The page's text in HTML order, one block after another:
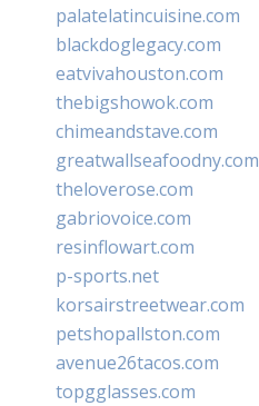
palatelatincuisine.com
blackdoglegacy.com
eatvivahouston.com
thebigshowok.com
chimeandstave.com
greatwallseafoodny.com
theloverose.com
gabriovoice.com
resinflowart.com
p-sports.net
korsairstreetwear.com
petshopallston.com
avenue26tacos.com
topgglasses.com